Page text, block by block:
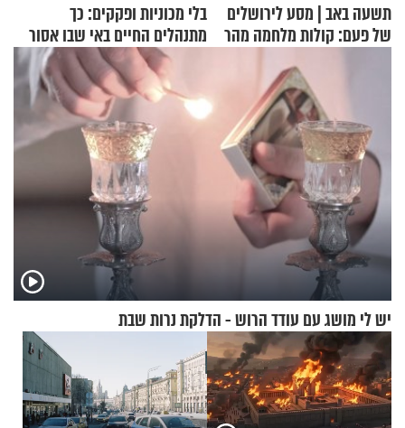
תשעה באב | מסע לירושלים
של פעם: קולות מלחמה מהר
בלי מכוניות ופקקים: כך
מתנהלים החיים באי שבו אסור
לנהוג כבר יותר מ-120 שנה
יש לי מושג עם עודד הרוש - הדלקת נרות שבת